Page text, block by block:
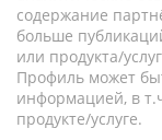
содержание
больше
или продукта/
Профиль может
информацией, в
продукте/услуге.